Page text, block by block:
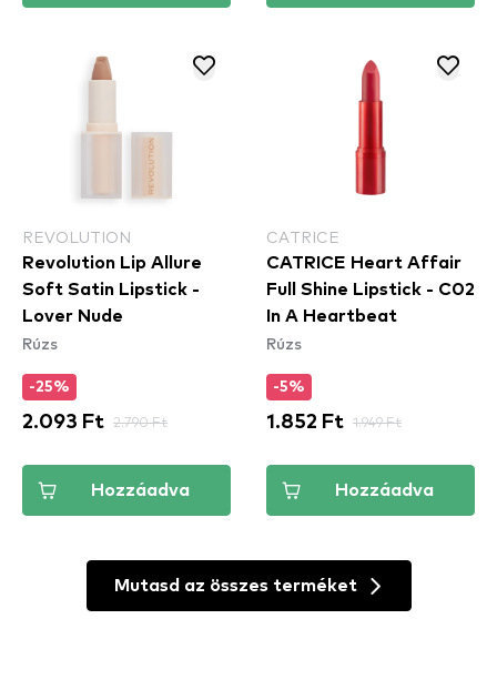
REVOLUTION
Revolution Lip Allure
Soft Satin Lipstick -
Lover Nude
Rúzs
-25%
2.093 Ft 2.790 Ft
Hozzáadva
CATRICE
CATRICE Heart Affair
Full Shine Lipstick - C02
In A Heartbeat
Rúzs
-5%
1.852 Ft 1.949 Ft
Hozzáadva
Mutasd az összes terméket